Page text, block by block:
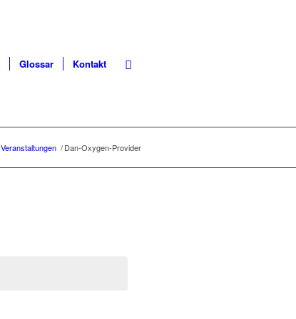
Glossar Kontakt
Veranstaltungen /Dan-Oxygen-Provider